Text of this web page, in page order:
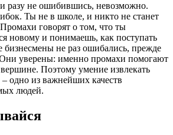
разу не ошибившись, невозможно.
Ты не в школе, и никто не станет
говорят о том, что ты
новому и понимаешь, как поступать
не раз ошибались, прежде
уверены: именно промахи помогают
Поэтому умение извлекать
одно из важнейших качеств
людей.